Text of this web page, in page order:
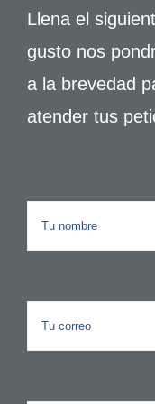
Llena el
gusto nos
a la brevedad
atender tus